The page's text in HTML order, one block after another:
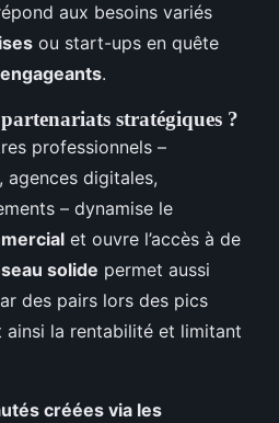
aux besoins variés
ou start-ups en quête
.
stratégiques ?
professionnels –
agences digitales,
– dynamise le
et ouvre l’accès à de
solide permet aussi
des pairs lors des pics
ainsi la rentabilité et limitant
créées via les